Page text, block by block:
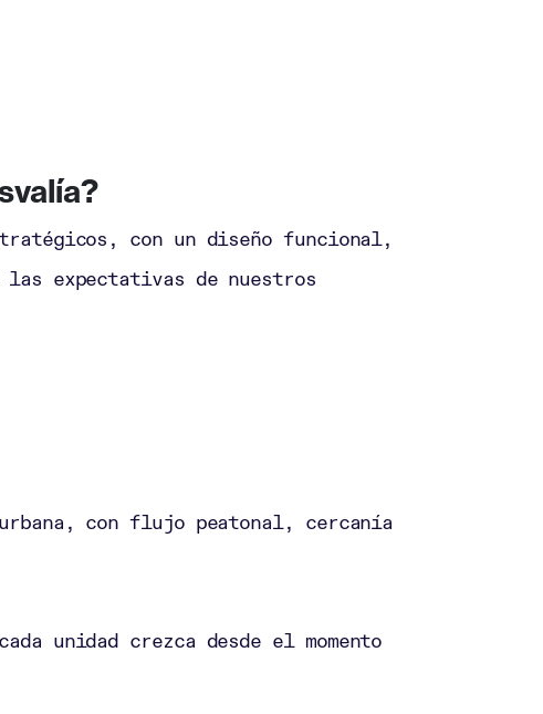
con un diseño funcional,
expectativas de nuestros
urbana, con flujo peatonal, cercanía
unidad crezca desde el momento